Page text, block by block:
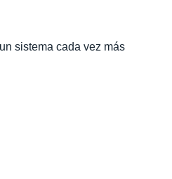
sistema cada vez más